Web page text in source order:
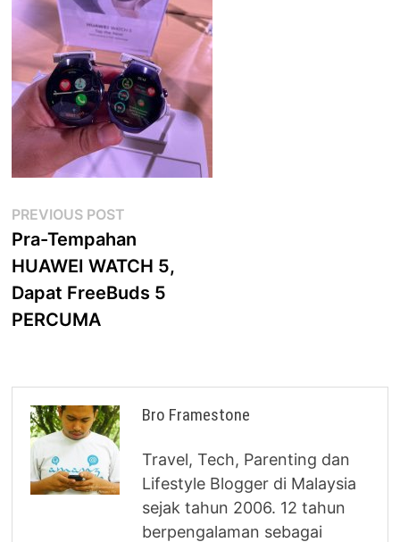
Post
navigation
PREVIOUS POST
post:
Pra-Tempahan
HUAWEI WATCH 5,
Dapat FreeBuds 5
PERCUMA
Bro Framestone
Travel, Tech, Parenting dan
Lifestyle Blogger di Malaysia
sejak tahun 2006. 12 tahun
berpengalaman sebagai